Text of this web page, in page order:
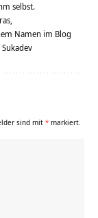
selbst.
Namen im Blog
sind mit * markiert.